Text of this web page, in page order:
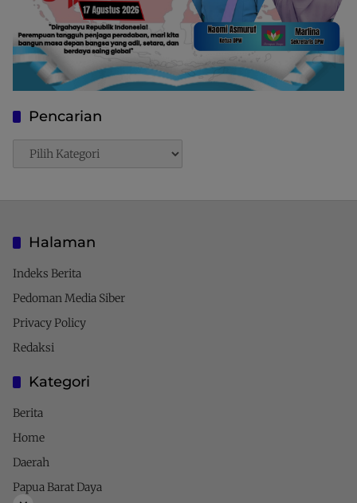
Pencarian
Pencarian
Halaman
Indeks Berita
Pedoman Media Siber
Privacy Policy
Redaksi
Kategori
Berita
Home
Daerah
Papua Barat Daya